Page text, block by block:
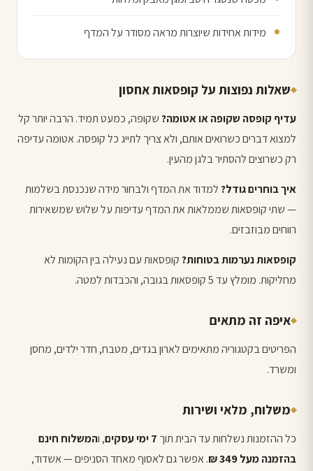
מידות אחידות שיוצרות מראה מסודר על המדף
שאלות נפוצות על קופסאות אחסון
עדיף קופסה שקופה או אטומה?שקופה, כמעט תמיד. הרבה יותר קל
למצוא דברים כשרואים אותם, ולא צריך לתייג כל קופסה. אטומה עדיפה
רק כשרוצים להסתיר בלגן מהעין.
איך בוחרים גודל?למדוד את המדף ולבחור מידה שנכנסת בשלמות
— שתי קופסאות שממלאות את המדף עדיפות על שלוש שמשאירות
רווחים מבוזבזים.
קופסאות נערמות בטוחות?קופסאות עם נעילה בין הקומות לא
מחליקות. מומלץ עד 5 קופסאות בגובה, והכבדות למטה.
איפה זה מתאים
הפריטים בקטגוריה מתאימים לארון בגדים, מטבח, חדר ילדים, מחסן
ומשרד.
משלוח, מלאי ושירות
כל ההזמנות נשלחות עד הבית תוך 7 ימי עסקים , והמשלוח חינם
בהזמנה מעל 349 ₪
. אפשר גם לאסוף מאחד הסניפים — אשדוד,